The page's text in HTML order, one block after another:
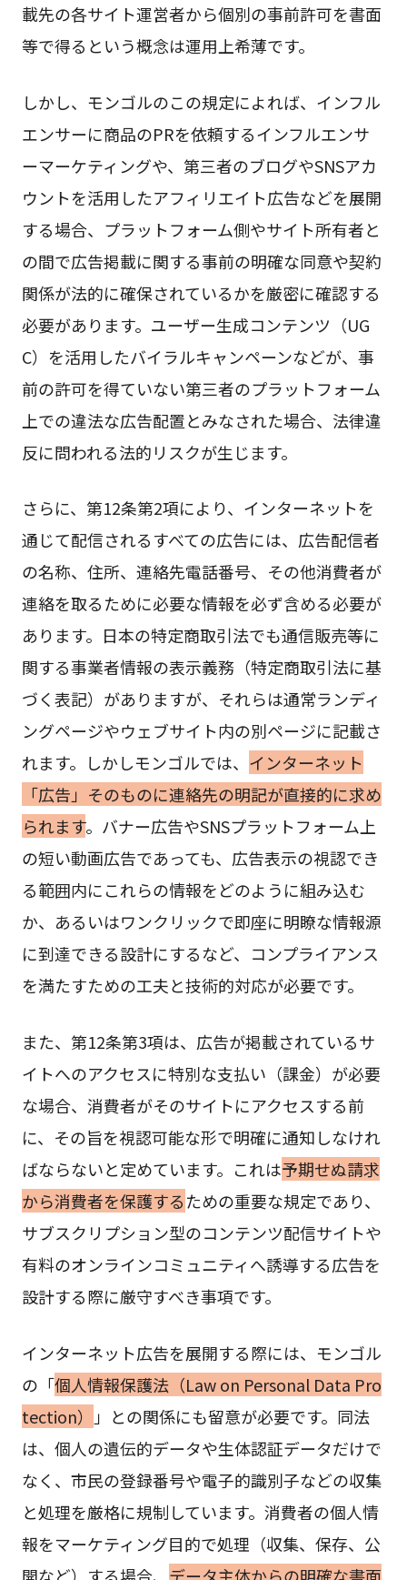
載先の各サイト運営者から個別の事前許可を書面
等で得るという概念は運用上希薄です。
しかし、モンゴルのこの規定によれば、インフル
エンサーに商品のPRを依頼するインフルエンサ
ーマーケティングや、第三者のブログやSNSアカ
ウントを活用したアフィリエイト広告などを展開
する場合、プラットフォーム側やサイト所有者と
の間で広告掲載に関する事前の明確な同意や契約
関係が法的に確保されているかを厳密に確認する
必要があります。ユーザー生成コンテンツ（UG
C）を活用したバイラルキャンペーンなどが、事
前の許可を得ていない第三者のプラットフォーム
上での違法な広告配置とみなされた場合、法律違
反に問われる法的リスクが生じます。
さらに、第12条第2項により、インターネットを
通じて配信されるすべての広告には、広告配信者
の名称、住所、連絡先電話番号、その他消費者が
連絡を取るために必要な情報を必ず含める必要が
あります。日本の特定商取引法でも通信販売等に
関する事業者情報の表示義務（特定商取引法に基
づく表記）がありますが、それらは通常ランディ
ングページやウェブサイト内の別ページに記載さ
れます。しかしモンゴルでは、 インターネット
「広告」そのものに連絡先の明記が直接的に求め
られます。バナー広告やSNSプラットフォーム上
の短い動画広告であっても、広告表示の視認でき
る範囲内にこれらの情報をどのように組み込む
か、あるいはワンクリックで即座に明瞭な情報源
に到達できる設計にするなど、コンプライアンス
を満たすための工夫と技術的対応が必要です。
また、第12条第3項は、広告が掲載されているサ
イトへのアクセスに特別な支払い（課金）が必要
な場合、消費者がそのサイトにアクセスする前
に、その旨を視認可能な形で明確に通知しなけれ
ばならないと定めています。これは予期せぬ請求
から消費者を保護するための重要な規定であり、
サブスクリプション型のコンテンツ配信サイトや
有料のオンラインコミュニティへ誘導する広告を
設計する際に厳守すべき事項です。
インターネット広告を展開する際には、モンゴル
の「個人情報保護法（Law on Personal Data Pro
tection）
」との関係にも留意が必要です。同法
は、個人の遺伝的データや生体認証データだけで
なく、市民の登録番号や電子的識別子などの収集
と処理を厳格に規制しています。消費者の個人情
報をマーケティング目的で処理（収集、保存、公